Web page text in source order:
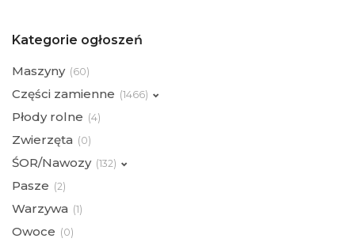
Kategorie ogłoszeń
Maszyny (60)
Części zamienne (1466)
Płody rolne (4)
Zwierzęta (0)
ŚOR/Nawozy (132)
Pasze (2)
Warzywa (1)
Owoce (0)